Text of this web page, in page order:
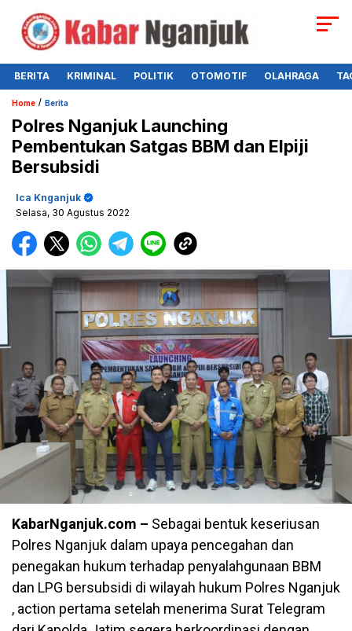
BERITA KRIMINAL POLITIK OTOMOTIF OLAHRAGA
Home / Berita
Polres Nganjuk Launching
Pembentukan Satgas BBM dan Elpiji
Bersubsidi
Ica Knganjuk
Selasa, 30 Agustus 2022
KabarNganjuk.com – Sebagai bentuk keseriusan
Polres Nganjuk dalam upaya pencegahan dan
penegakan hukum terhadap penyalahgunaan BBM
dan LPG bersubsidi di wilayah hukum Polres Nganjuk
, action pertama setelah menerima Surat Telegram